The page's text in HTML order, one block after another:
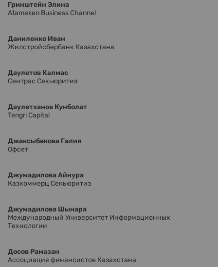
Гринштейн Элина
Atameken Business Channel
Даниленко Иван
Жилстройсбербанк Казахстана
Даулетов Калмас
Сентрас Секьюритиз
Даулетханов Кунболат
Tengri Capital
Джаксыбекова Галия
Офсет
Джумадилова Айнура
Казкоммерц Секьюритиз
Джумадилова Шынара
Международный Университет Информационных
Технологии
Досов Рамазан
Ассоциация финансистов Казахстана